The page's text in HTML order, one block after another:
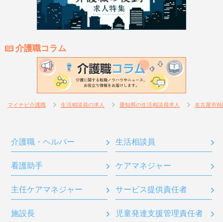
介護職コラム
マイナビ介護職 生活相談員の求人 愛知県の生活相談員求人 名古屋市
介護職・ヘルパー 生活相談員
看護助手 ケアマネジャー
主任ケアマネジャー サービス提供責任者
施設長 児童発達支援管理責任者